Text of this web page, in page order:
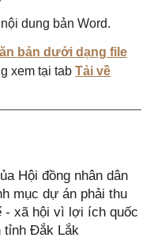
dung bản Word.
bản dưới dạng file
xem tại tab Tải về
Hội đồng nhân dân
mục dự án phải thu
- xã hội vì lợi ích quốc
tỉnh Đắk Lắk